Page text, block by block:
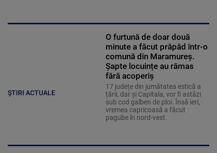
ȘTIRI ACTUALE
O furtună de doar două
minute a făcut prăpăd într-o
comună din Maramureș.
Șapte locuințe au rămas
fără acoperiș
17 județe din jumătatea estică a
țării, dar și Capitala, vor fi astăzi
sub cod galben de ploi. Însă ieri,
vremea capricoasă a făcut
pagube în nord-vest.